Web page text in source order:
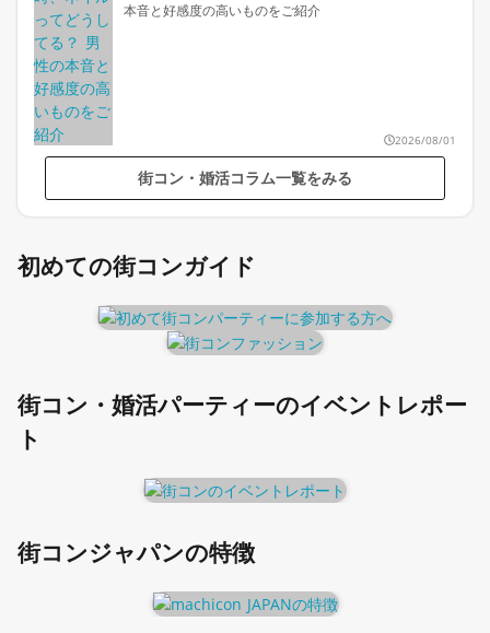
本音と好感度の高いものをご紹介
2026/08/01
街コン・婚活コラム一覧をみる
初めての街コンガイド
街コン・婚活パーティーのイベントレポー
ト
街コンジャパンの特徴